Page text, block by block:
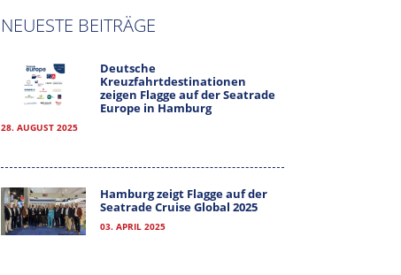
NEUESTE BEITRÄGE
Deutsche
Kreuzfahrtdestinationen
zeigen Flagge auf der Seatrade
Europe in Hamburg
28. AUGUST 2025
Hamburg zeigt Flagge auf der
Seatrade Cruise Global 2025
03. APRIL 2025